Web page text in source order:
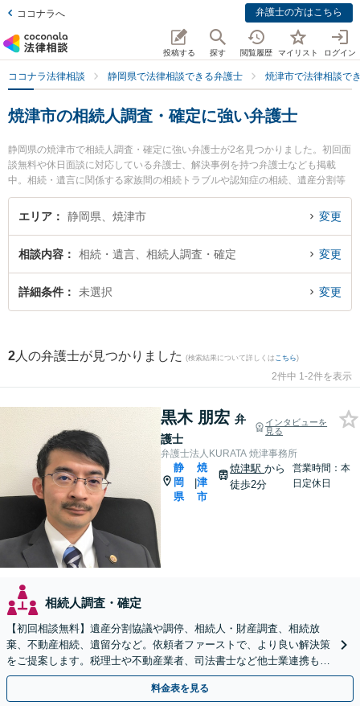
ココナラへ 弁護士の方はこちら
投稿する 探す 閲覧履歴 マイリスト ログイン
ココナラ法律相談 静岡県で法律相談できる弁護士 焼津市で法律相談で
焼津市の相続人調査・確定に強い弁護士
静岡県の焼津市で相続人調査・確定に強い弁護士が2名見つかりました。初回面
談無料や休日面談に対応している弁護士、解決事例を持つ弁護士なども掲載
中。相続・遺言に関係する家族間の相続トラブルや認知症の相続、遺産分割等
の細かな分野での絞り込み検索もでき便利です。特に弁護士法人KURATA 焼津
事務所の黒木 朋宏弁護士や西尾智美法律事務所の西尾 智美弁護士のプロフィー
人調査・確定のトラブル解決の実績豊富な近くの弁護士を検索したい』『初回
相談無料で相続人調査・確定を法律相談できる焼津市内の弁護士に相談予約し
たい』などでお困りの相談者さんにおすすめです。
エリア 静岡県、焼津市 変更
相談内容 相続・遺言、相続人調査・確定 変更
詳細条件 未選択 変更
2 人の弁護士が見つかりました (検索結果について詳しくは こちら)
2件中 1-2件を表示
黒木 朋宏 弁
護士
インタビューを
見る
弁護士法人KURATA 焼津事務所
静
岡
県
|
焼
津
市
焼津駅から
徒歩2分
営業時間：本
日定休日
相続人調査・確定
【初回相談無料】遺産分割協議や調停、相続人・財産調査、相続放
棄、不動産相続、遺留分など。依頼者ファーストで、より良い解決策
をご提案します。税理士や不動産業者、司法書士など他士業連携もワ
ンストップで対応【焼津駅2分】
料金表を見る